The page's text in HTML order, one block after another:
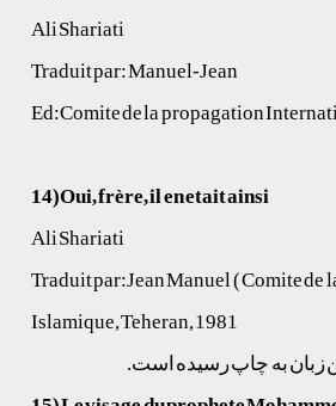
Ali Shariati
Traduit par: Manuel-Jean
Ed:Comite de la propagation
14)Oui, frère, il en etait ainsi
Ali Shariati
Traduit par:Jean Manuel ( Comite
Islamique, Teheran, 1981